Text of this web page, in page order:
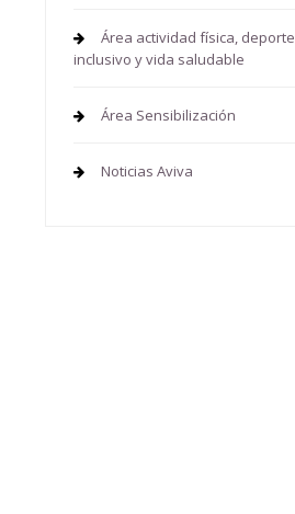
Área actividad física, deporte
inclusivo y vida saludable
Área Sensibilización
Noticias Aviva